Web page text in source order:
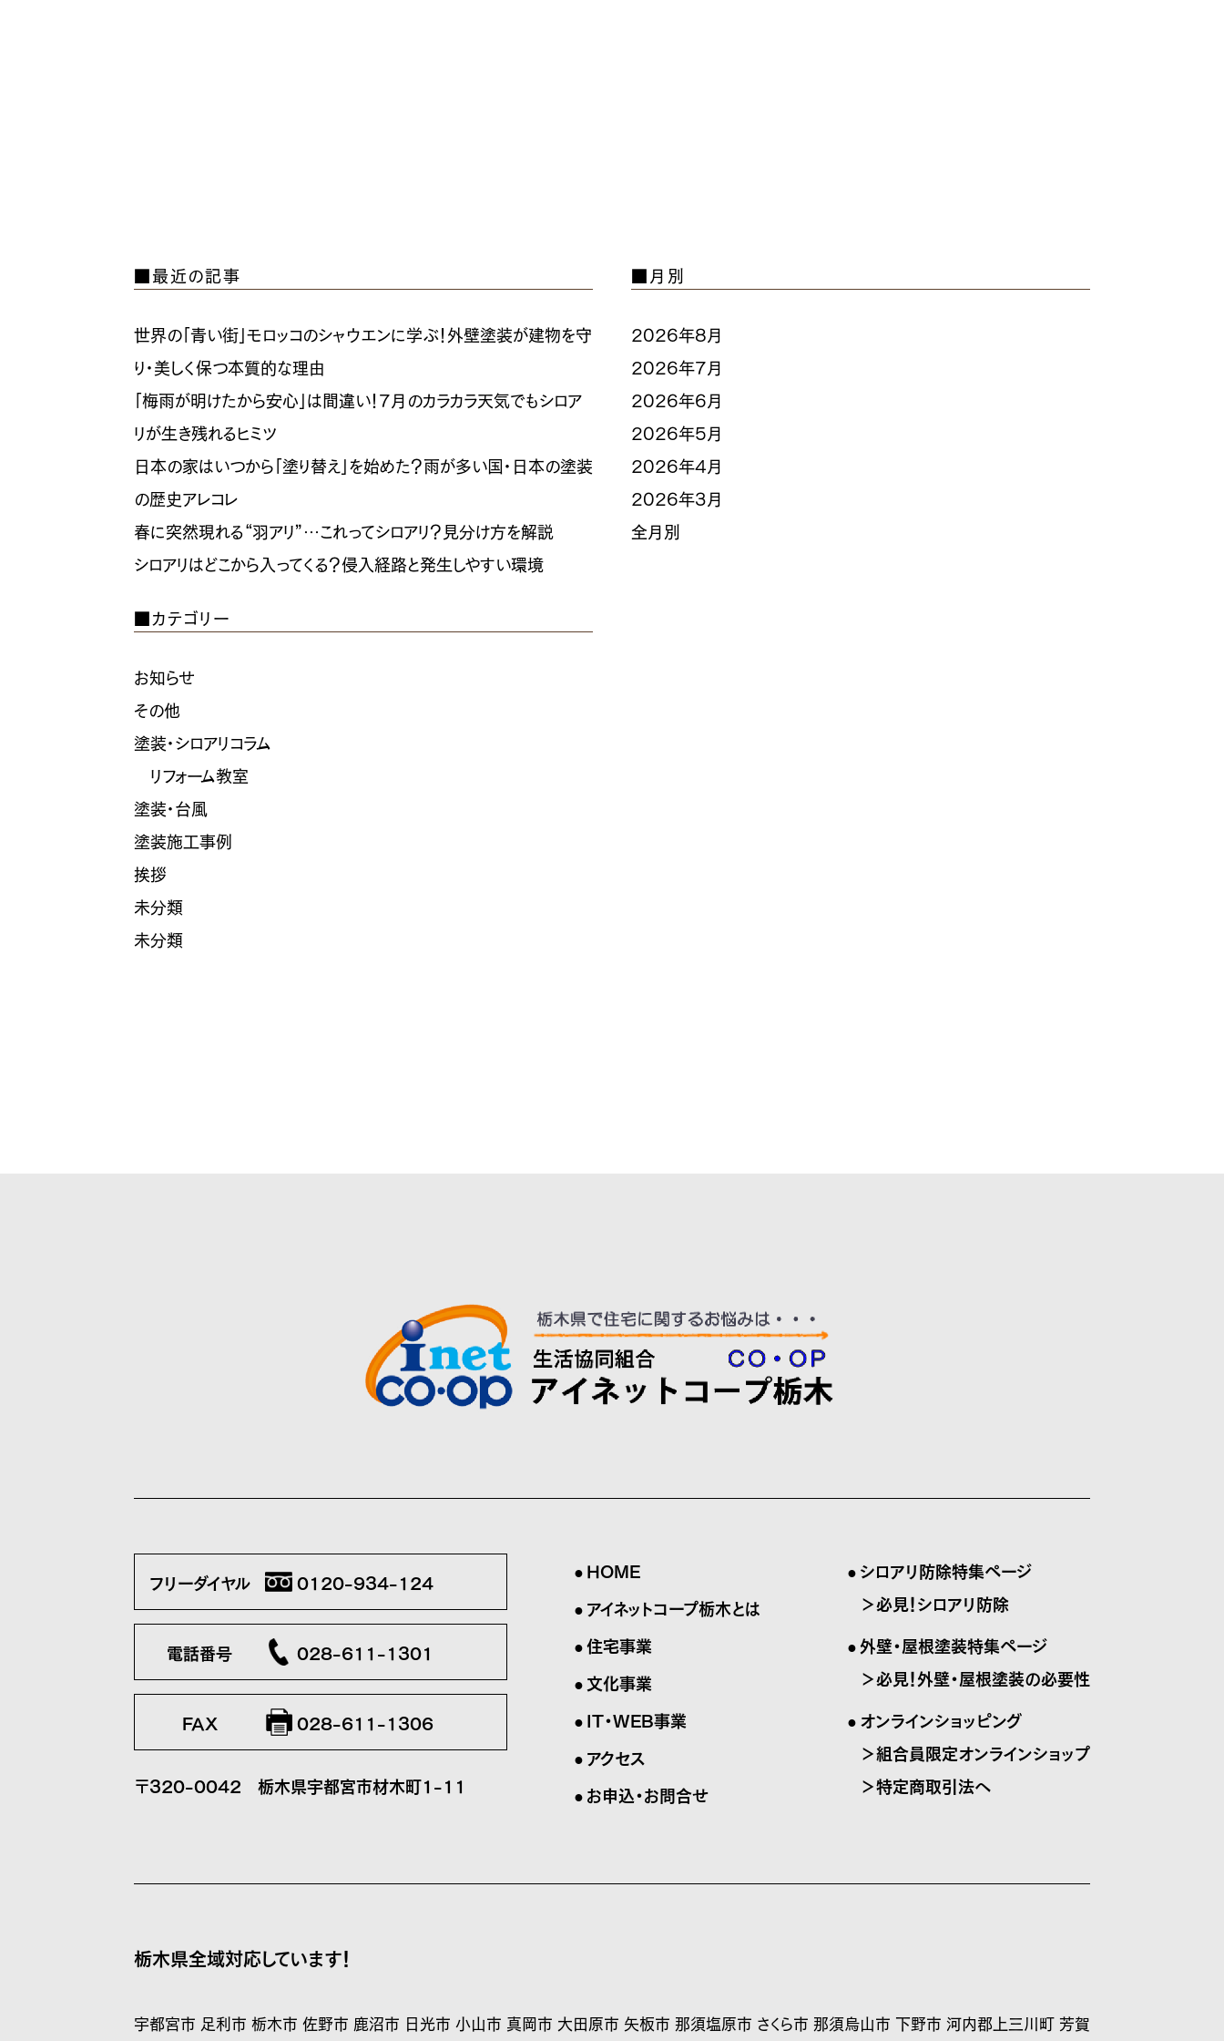
■最近の記事
世界の「青い街」モロッコのシャウエンに学ぶ！外壁塗装が建物を守
り・美しく保つ本質的な理由
「梅雨が明けたから安心」は間違い！7月のカラカラ天気でもシロア
リが生き残れるヒミツ
日本の家はいつから「塗り替え」を始めた？雨が多い国・日本の塗装
の歴史アレコレ
春に突然現れる“羽アリ”…これってシロアリ？見分け方を解説
シロアリはどこから入ってくる？侵入経路と発生しやすい環境
■カテゴリー
お知らせ
その他
塗装・シロアリコラム
リフォーム教室
塗装・台風
塗装施工事例
挨拶
未分類
未分類
■月別
2026年8月
2026年7月
2026年6月
2026年5月
2026年4月
2026年3月
全月別
フリーダイヤル 0120-934-124
電話番号 028-611-1301
FAX 028-611-1306
〒320-0042 栃木県宇都宮市材木町1-11
HOME
アイネットコープ栃木とは
住宅事業
文化事業
IT・WEB事業
アクセス
お申込・お問合せ
シロアリ防除特集ページ
＞必見！シロアリ防除
外壁・屋根塗装特集ページ
＞必見！外壁・屋根塗装の必要性
オンラインショッピング
＞組合員限定オンラインショップ
＞特定商取引法へ
栃木県全域対応しています！
宇都宮市 足利市 栃木市 佐野市 鹿沼市 日光市 小山市 真岡市 大田原市 矢板市 那須塩原市 さくら市 那須烏山市 下野市 河内郡上三川町 芳賀